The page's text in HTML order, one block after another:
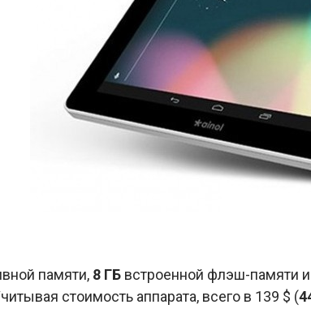
памяти, 8 ГБ встроенной флэш-памяти
стоимость аппарата, всего в 139 $ (